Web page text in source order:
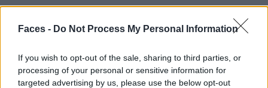
Faces - Do Not Process My Personal Information
If you wish to opt-out of the sale, sharing to third parties, or
processing of your personal or sensitive information for
targeted advertising by us, please use the below opt-out